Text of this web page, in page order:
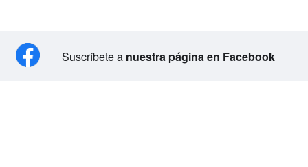
Suscríbete a nuestra página en Facebook